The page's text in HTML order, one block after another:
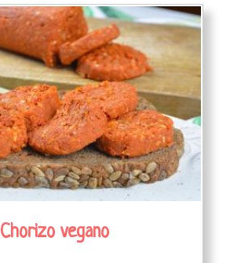
Chorizo vegano